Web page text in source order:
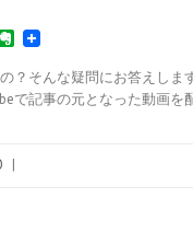
E
e
r
n
？そんな疑問にお答えしま
で記事の元となった動画を
|